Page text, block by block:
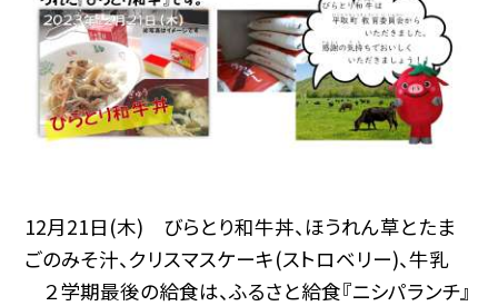
12月21日(木) びらとり和牛丼、ほうれん草とたま
ごのみそ汁、クリスマスケーキ(ストロベリー)、牛乳
２学期最後の給食は、ふるさと給食『ニシパランチ』